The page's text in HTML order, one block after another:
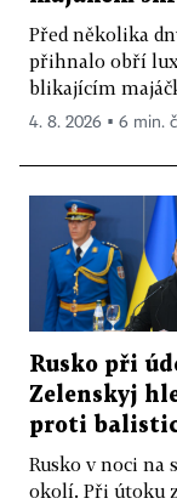
Před několika
přihnalo obří
blikajícím
4. 8. 2026 ▪ 6 min.
Rusko při
Zelenskyj
proti
Rusko v noci na
okolí. Při útoku